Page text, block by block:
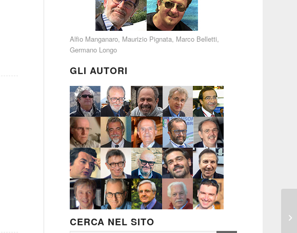
Alfio Manganaro, Maurizio Pignata, Marco Belletti,
Germano Longo
GLI AUTORI
CERCA NEL SITO